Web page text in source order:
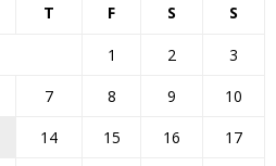
T F S S
1 2
3
7 8 9
10
14 15 16
17